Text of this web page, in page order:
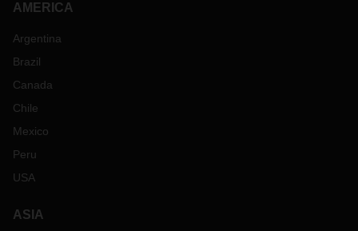
AMERICA
Argentina
Brazil
Canada
Chile
Mexico
Peru
USA
ASIA